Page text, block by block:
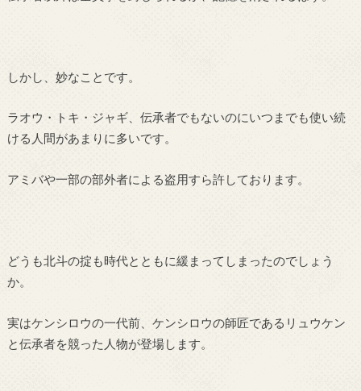
しかし、妙なことです。
ラオウ・トキ・ジャギ、伝承者でもないのにいつまでも使い続
ける人間があまりに多いです。
アミバや一部の部外者による盗用すら許しております。
どうも北斗の掟も時代とともに緩まってしまったのでしょう
か。
実はケンシロウの一代前、ケンシロウの師匠であるリュウケン
と伝承者を競った人物が登場します。